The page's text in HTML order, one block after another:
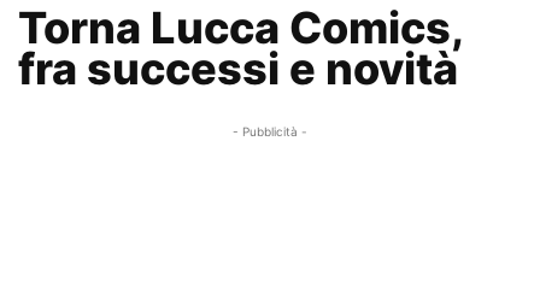
Torna Lucca Comics,
fra successi e novità
- Pubblicità -